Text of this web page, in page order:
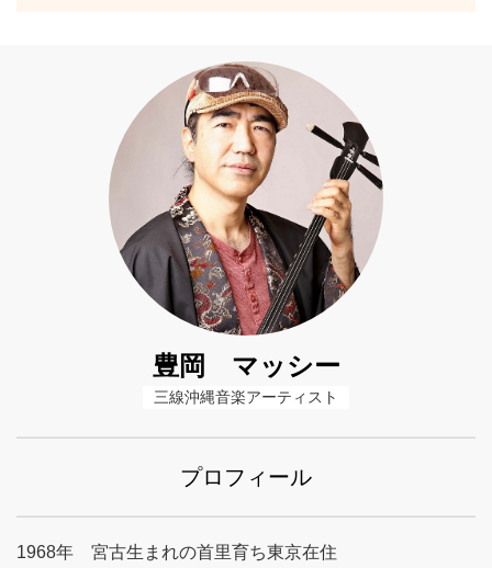
豊岡 マッシー
三線沖縄音楽アーティスト
プロフィール
1968年 宮古生まれの首里育ち東京在住